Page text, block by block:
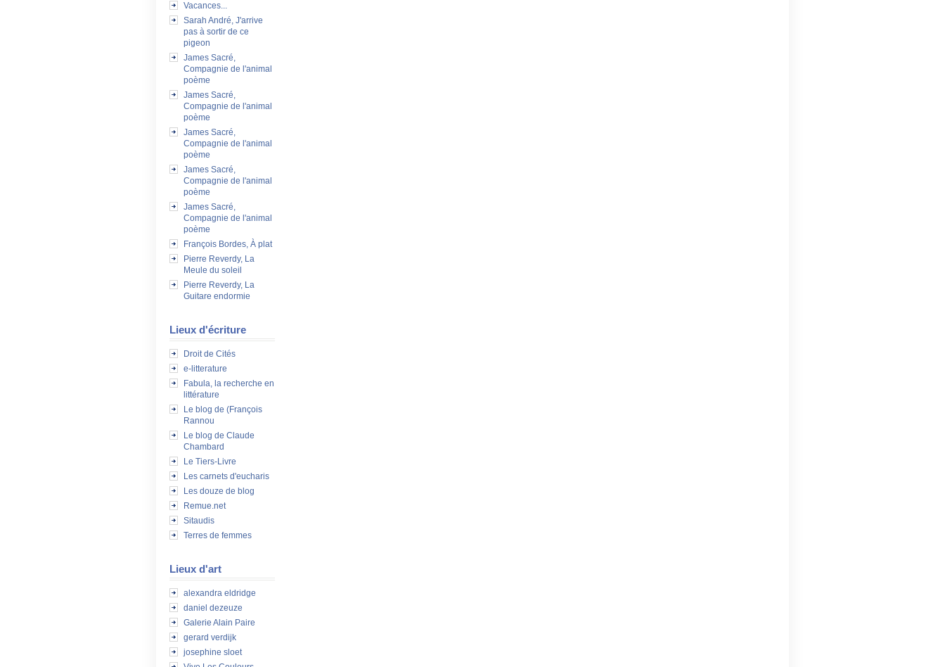
Vacances...
Sarah André, J'arrive
pas à sortir de ce
pigeon
James Sacré,
Compagnie de l'animal
poème
James Sacré,
Compagnie de l'animal
poème
James Sacré,
Compagnie de l'animal
poème
James Sacré,
Compagnie de l'animal
poème
James Sacré,
Compagnie de l'animal
poème
François Bordes, À plat
Pierre Reverdy, La
Meule du soleil
Pierre Reverdy, La
Guitare endormie
Lieux d'écriture
Droit de Cités
e-litterature
Fabula, la recherche en
littérature
Le blog de (François
Rannou
Le blog de Claude
Chambard
Le Tiers-Livre
Les carnets d'eucharis
Les douze de blog
Remue.net
Sitaudis
Terres de femmes
Lieux d'art
alexandra eldridge
daniel dezeuze
Galerie Alain Paire
gerard verdijk
josephine sloet